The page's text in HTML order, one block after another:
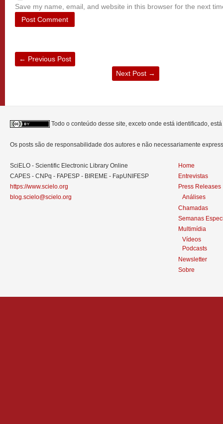
Save my name, email, and website in this browser for the next
← Previous Post
Next Post →
Todo o conteúdo desse site, exceto onde está identificado,
Os posts são de responsabilidade dos autores e não necessariamente
SciELO - Scientific Electronic Library Online
CAPES - CNPq - FAPESP - BIREME - FapUNIFESP
https://www.scielo.org
blog.scielo@scielo.org
Home
Entrevistas
Press Releases
Análises
Chamadas
Semanas
Multimídia
Vídeos
Podcasts
Newsletter
Sobre